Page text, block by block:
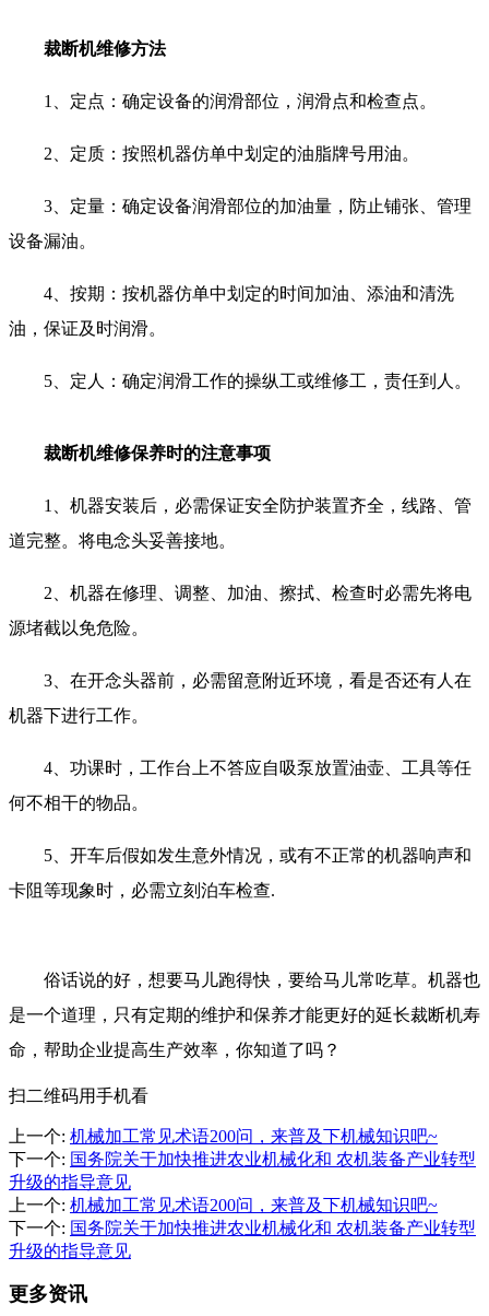
裁断机维修方法
1、定点：确定设备的润滑部位，润滑点和检查点。
2、定质：按照机器仿单中划定的油脂牌号用油。
3、定量：确定设备润滑部位的加油量，防止铺张、管理
设备漏油。
4、按期：按机器仿单中划定的时间加油、添油和清洗
油，保证及时润滑。
5、定人：确定润滑工作的操纵工或维修工，责任到人。
裁断机维修保养时的注意事项
1、机器安装后，必需保证安全防护装置齐全，线路、管
道完整。将电念头妥善接地。
2、机器在修理、调整、加油、擦拭、检查时必需先将电
源堵截以免危险。
3、在开念头器前，必需留意附近环境，看是否还有人在
机器下进行工作。
4、功课时，工作台上不答应自吸泵放置油壶、工具等任
何不相干的物品。
5、开车后假如发生意外情况，或有不正常的机器响声和
卡阻等现象时，必需立刻泊车检查.
俗话说的好，想要马儿跑得快，要给马儿常吃草。机器也
是一个道理，只有定期的维护和保养才能更好的延长裁断机寿
命，帮助企业提高生产效率，你知道了吗？
扫二维码用手机看
上一个: 机械加工常见术语200问，来普及下机械知识吧~
下一个: 国务院关于加快推进农业机械化和 农机装备产业转型
升级的指导意见
上一个: 机械加工常见术语200问，来普及下机械知识吧~
下一个: 国务院关于加快推进农业机械化和 农机装备产业转型
升级的指导意见
更多资讯